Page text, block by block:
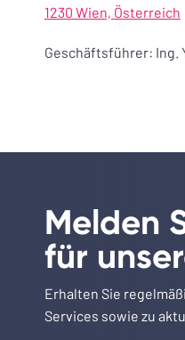
1230 Wien, Österreich
Geschäftsführer: Ing.
Melden
für
Erhalten Sie
Services sowie zu